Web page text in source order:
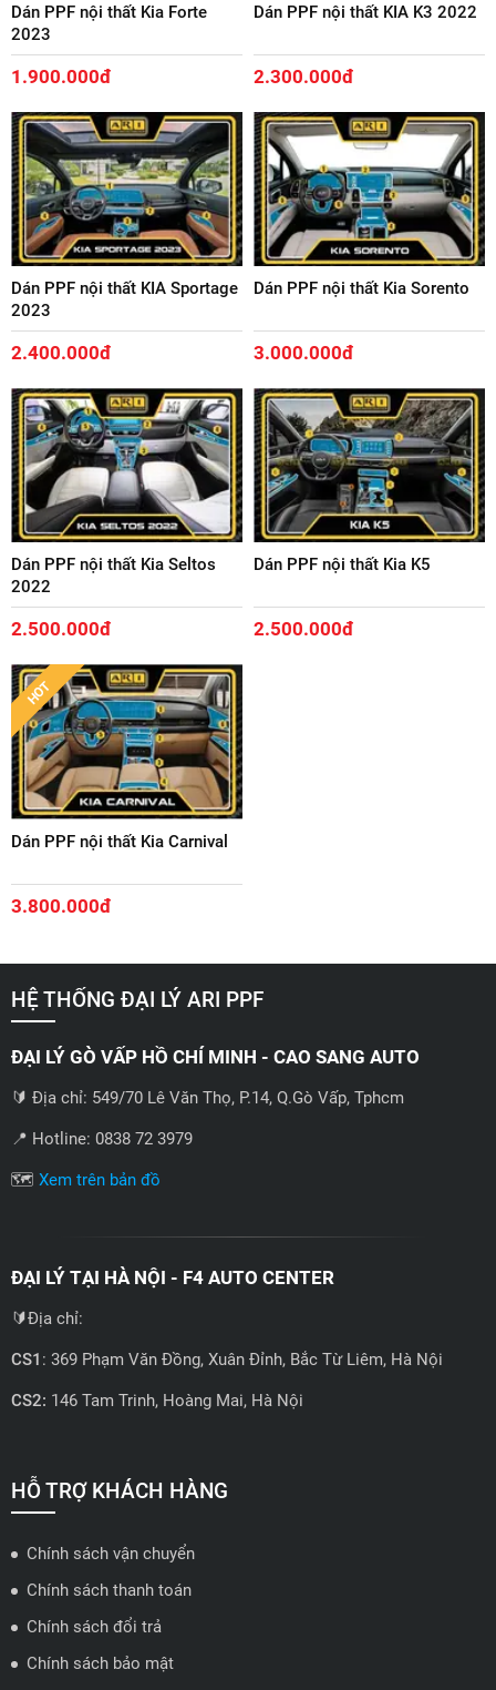
Dán PPF nội thất Kia Forte
2023
1.900.000đ
Dán PPF nội thất KIA K3 2022
2.300.000đ
Dán PPF nội thất KIA Sportage
2023
2.400.000đ
Dán PPF nội thất Kia Sorento
3.000.000đ
Dán PPF nội thất Kia Seltos
2022
2.500.000đ
Dán PPF nội thất Kia K5
2.500.000đ
HOT
Dán PPF nội thất Kia Carnival
3.800.000đ
HỆ THỐNG ĐẠI LÝ ARI PPF
ĐẠI LÝ GÒ VẤP HỒ CHÍ MINH - CAO SANG AUTO
🔰 Địa chỉ: 549/70 Lê Văn Thọ, P.14, Q.Gò Vấp, Tphcm
📍 Hotline: 0838 72 3979
🗺️ Xem trên bản đồ
ĐẠI LÝ TẠI HÀ NỘI - F4 AUTO CENTER
🔰Địa chỉ:
CS1 : 369 Phạm Văn Đồng, Xuân Đỉnh, Bắc Từ Liêm, Hà Nội
CS2: 146 Tam Trinh, Hoàng Mai, Hà Nội
🗺️Xem trên bản đồ
ĐẠI LÝ QUẬN 2 HCM - HẢI TRIỀU AUTO
🔰 Địa chỉ: 78-80 Vũ Tông Phan, P.An Phú, TP Thủ Đức, TP HCM
📍 Hotline: 0938584113
HỖ TRỢ KHÁCH HÀNG
Chính sách vận chuyển
Chính sách thanh toán
Chính sách đổi trả
Chính sách bảo mật